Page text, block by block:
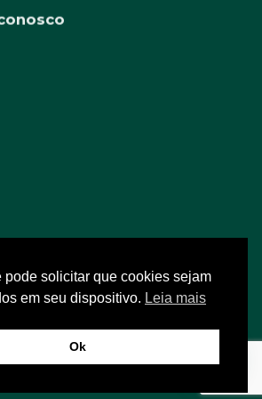
pode solicitar que cookies sejam
em seu dispositivo. Leia mais
Ok